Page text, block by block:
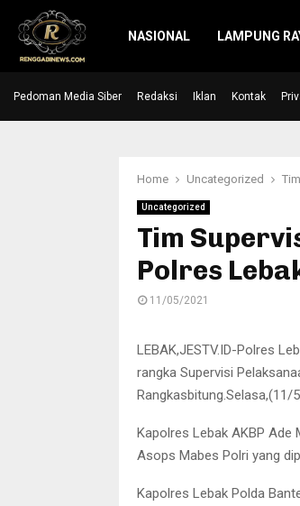
NASIONAL LAMPUNG
Pedoman Media Siber Redaksi Iklan Kontak
Home Uncategorized
Uncategorized
Tim
Polres
11/05/2021
LEBAK,JESTV.ID-Polres
rangka Supervisi
Rangkasbitung.Selasa,(11/
Kapolres Lebak AKBP Ade
Asops Mabes Polri yang
Kapolres Lebak Polda